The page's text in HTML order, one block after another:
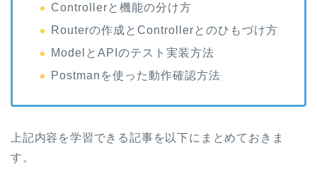
Controllerと機能の分け方
Routerの作成とControllerとのひもづけ方
ModelとAPIのテスト実装方法
Postmanを使った動作確認方法
上記内容を学習できる記事を以下にまとめておきま
す。